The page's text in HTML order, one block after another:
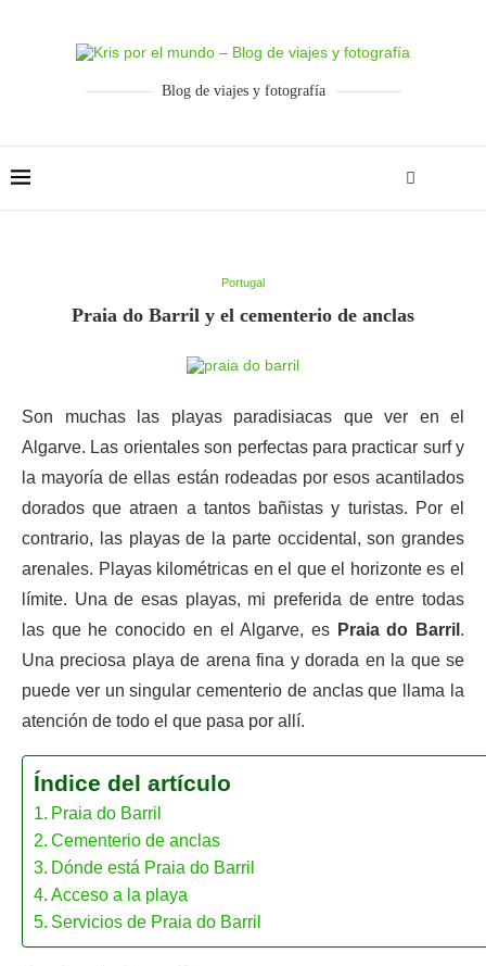
Blog de viajes y fotografía
Portugal
Praia do Barril y el cementerio de anclas
Son muchas las playas paradisiacas que ver en el
Algarve. Las orientales son perfectas para practicar surf y
la mayoría de ellas están rodeadas por esos acantilados
dorados que atraen a tantos bañistas y turistas. Por el
contrario, las playas de la parte occidental, son grandes
arenales. Playas kilométricas en el que el horizonte es el
límite. Una de esas playas, mi preferida de entre todas
las que he conocido en el Algarve, es Praia do Barril .
Una preciosa playa de arena fina y dorada en la que se
puede ver un singular cementerio de anclas que llama la
atención de todo el que pasa por allí.
Índice del artículo
Praia do Barril
Cementerio de anclas
Dónde está Praia do Barril
Acceso a la playa
Servicios de Praia do Barril